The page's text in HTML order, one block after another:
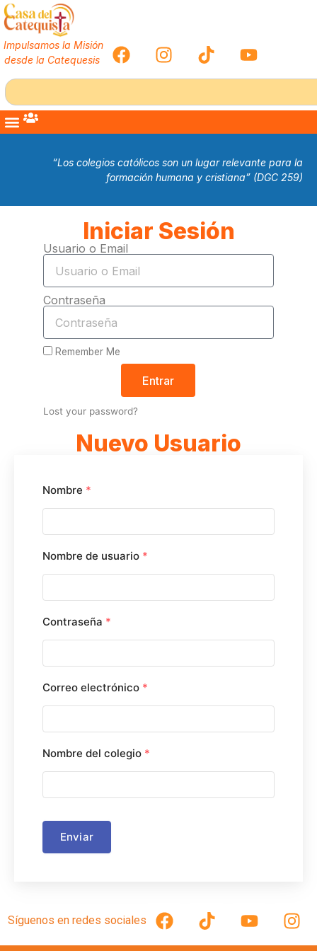
Impulsamos la Misión
desde la Catequesis
“Los colegios católicos son un lugar relevante para la
formación humana y cristiana” (DGC 259)
Iniciar Sesión
Usuario o Email
Contraseña
Remember Me
Entrar
Lost your password?
Nuevo Usuario
Nombre *
Nombre de usuario *
Contraseña *
Correo electrónico *
Nombre del colegio *
Enviar
Síguenos en redes sociales